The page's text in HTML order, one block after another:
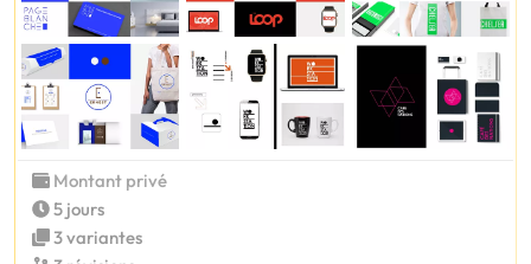
Montant privé
5 jours
3 variantes